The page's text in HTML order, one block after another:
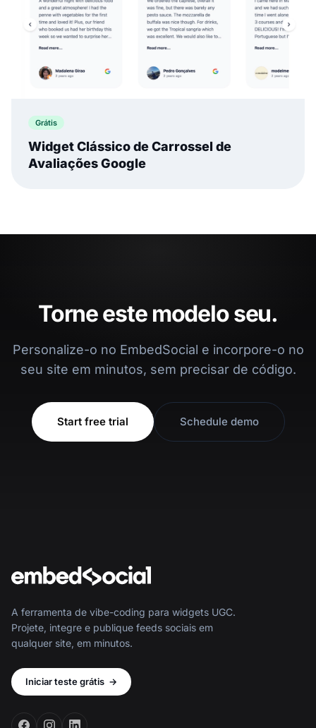
Grátis
Widget Clássico de Carrossel de
Avaliações Google
Torne este modelo seu.
Personalize-o no EmbedSocial e incorpore-o no
seu site em minutos, sem precisar de código.
Start free trial Schedule demo
A ferramenta de vibe-coding para widgets UGC.
Projete, integre e publique feeds sociais em
qualquer site, em minutos.
Iniciar teste grátis →